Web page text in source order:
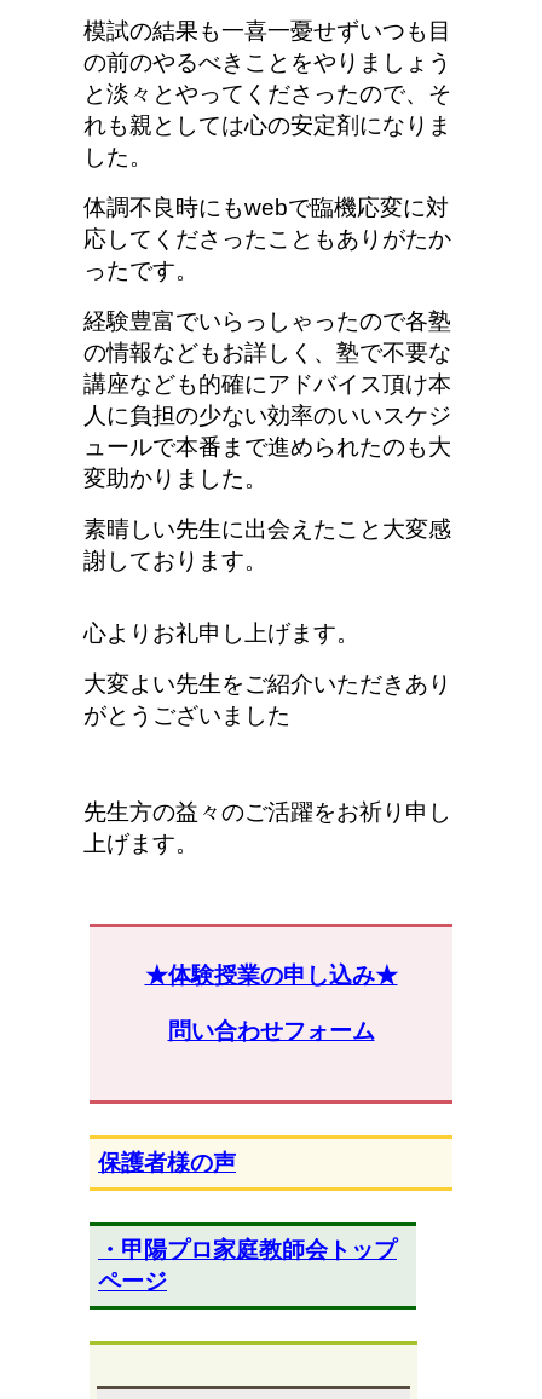
模試の結果も一喜一憂せずいつも目
の前のやるべきことをやりましょう
と淡々とやってくださったので、そ
れも親としては心の安定剤になりま
した。
体調不良時にもwebで臨機応変に対
応してくださったこともありがたか
ったです。
経験豊富でいらっしゃったので各塾
の情報などもお詳しく、塾で不要な
講座なども的確にアドバイス頂け本
人に負担の少ない効率のいいスケジ
ュールで本番まで進められたのも大
変助かりました。
素晴しい先生に出会えたこと大変感
謝しております。
心よりお礼申し上げます。
大変よい先生をご紹介いただきあり
がとうございました
先生方の益々のご活躍をお祈り申し
上げます。
★体験授業の申し込み★
問い合わせフォーム
保護者様の声
・甲陽プロ家庭教師会トップ
ページ